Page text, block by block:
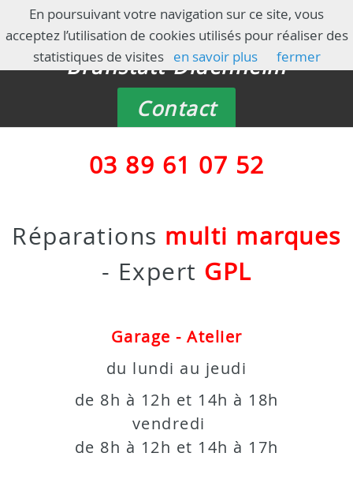
GARAGE HENZIEN
Brunstatt-Didenheim
Contact
03 89 61 07 52
Réparations multi marques
- Expert GPL
Garage - Atelier
du lundi au jeudi
de 8h à 12h et 14h à 18h
vendredi
de 8h à 12h et 14h à 17h
En poursuivant votre navigation sur ce site, vous
acceptez l’utilisation de cookies utilisés pour réaliser des
statistiques de visites en savoir plus fermer